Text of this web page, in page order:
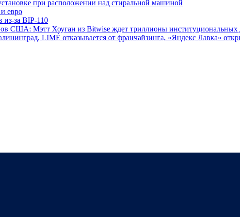
при расположении над стиральной машиной
евро
из-за BIP-110
США: Мэтт Хоуган из Bitwise ждет триллионы институциональных
LIMÉ отказывается от франчайзинга, «Яндекс Лавка»